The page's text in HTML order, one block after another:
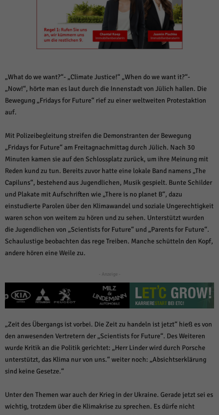
„What do we want?“- „Climate Justice!“ „When do we want it?“-
„Now!“, hörte man es laut durch die Innenstadt von Jülich hallen. Die
Bewegung „Fridays for Future“ rief zu einer weltweiten Protestaktion
auf.
Mit Polizeibegleitung streifen die Demonstranten der Bewegung
„Fridays for Future“ am Freitagnachmittag durch Jülich. Nach 30
Minuten kamen sie auf den Schlossplatz zurück, um ihre Meinung mit
Reden kund zu tun. Bereits zuvor hatte eine lokale Band namens „The
Capiluns“, bestehend aus Jugendlichen, Musik gespielt. Bunte Schilder
und Plakate mit Aufschriften wie „There is no planet B“, dazu
einstudierte Parolen über den Klimawandel und soziale Ungerechtigkeit
waren schon von weitem zu hören und zu sehen. Unterstützt wurden
die Jugendlichen von „Scientists for Future“ und „Parents for Future“.
Schaulustige beobachten das rege Treiben. Manche schütteln den Kopf,
andere hören eine Weile zu.
- Anzeige -
„Zeit des Übergangs ist vorbei. Die Zeit zu handeln ist jetzt“ hieß es von
den anwesenden Vertretern der „Scientists for Future“. Des Weiteren
wurde Kritik an die Politik gerichtet: „Herr Linder wird durch Porsche
unterstützt, das Klima nur von uns.“ weiter noch: „Absichtserklärung
sind keine Gesetze.“
Unter den Themen war auch der Krieg in der Ukraine. Gerade jetzt sei es
wichtig, trotzdem über die Klimakrise zu sprechen. Es dürfe nicht
Alle akzeptieren Speichern und weiter
Zurück
Essenzielle Cookies ermöglichen grundlegende Funktionen und sind für die
einwandfreie Funktion der Website erforderlich.
Statistik Cookies erfassen Informationen anonym. Diese Informationen helfen
uns zu verstehen, wie unsere Besucher unsere Website nutzen.
Cookie-Informationen anzeigen
Marketing (1)
Marketing-Cookies werden von Drittanbietern oder Publishern verwendet,
um personalisierte Werbung anzuzeigen. Sie tun dies, indem sie Besucher
über Websites hinweg verfolgen.
Cookie-Informationen anzeigen
Externe Medien (6)
standardmäßig blockiert. Wenn Cookies von externen Medien akzeptiert
werden, bedarf der Zugriff auf diese Inhalte keiner manuellen Einwilligung
mehr.
Cookie-Informationen anzeigen
powered by Borlabs Cookie Datenschutzerklärung Impressum